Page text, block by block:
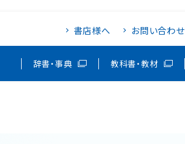
書店様へ お問い合わせ
辞書・事典 教科書・教材